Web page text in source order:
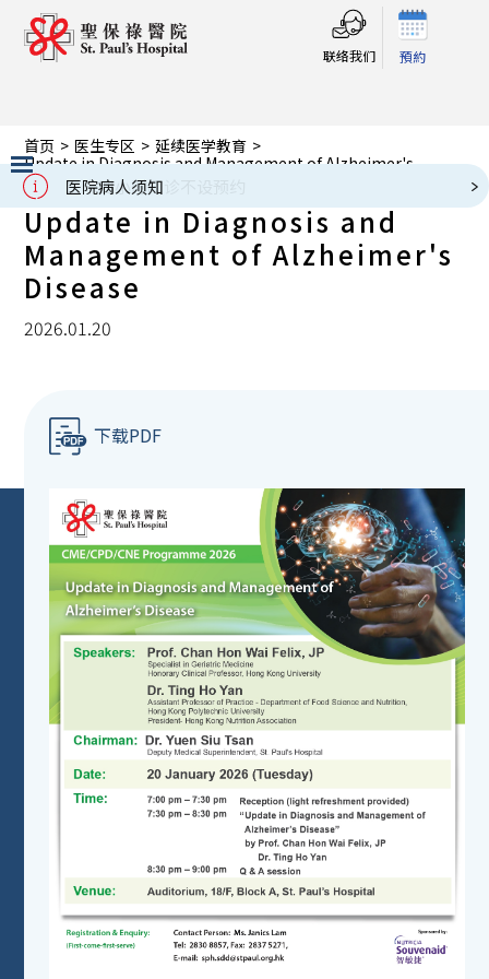
联络我们 預約
医院病人须知
Slide 2 of 3.
首页 > 医生专区 > 延续医学教育 >
Update in Diagnosis and Management of Alzheimer's
Disease
Update in Diagnosis and
Management of Alzheimer's
Disease
2026.01.20
下载PDF